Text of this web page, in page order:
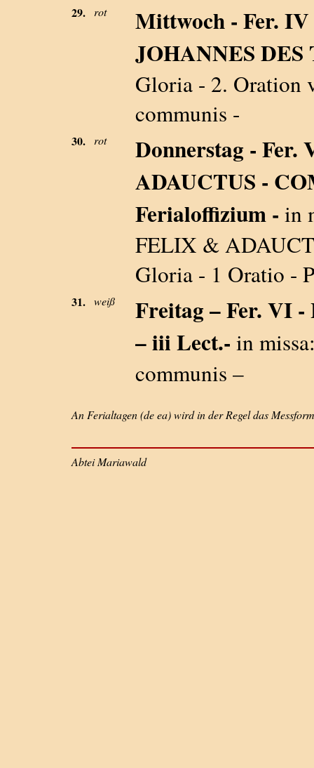
29. rot
Mittwoch - Fer.
JOHANNES
Gloria - 2. Oration
communis -
30. rot
Donnerstag -
ADAUCTUS -
Ferialoffizium - in
FELIX &
Gloria - 1 Oratio -
31. weiß
Freitag – Fer. VI
– iii Lect.- in
communis –
An Ferialtagen (de ea) wird in der Regel das
Abtei Mariawald